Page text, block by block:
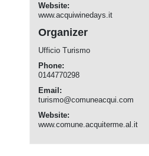
Website:
www.acquiwinedays.it
Organizer
Ufficio Turismo
Phone:
0144770298
Email:
turismo@comuneacqui.com
Website:
www.comune.acquiterme.al.it